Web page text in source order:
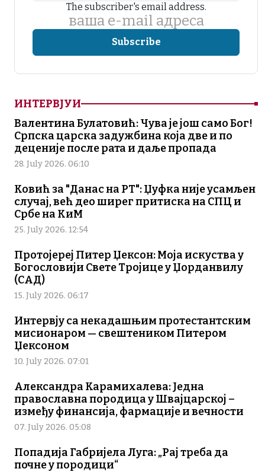
The subscriber's email address.
ваша е-mail адреса
ИНТЕРВЈУИ
Валентина Булатовић: Чува је још само Бог!
Српска царска задужбина која две и по
деценије после рата и даље пропада
28. July 2026. 06:10
Ковић за "Данас на РТ": Џуфка није усамљен
случај, већ део ширег притиска на СПЦ и
Србе на КиМ
25. July 2026. 12:54
Протојереј Питер Џексон: Моја искуства у
Богословији Свете Тројице у Џорданвилу
(САД)
15. July 2026. 06:17
Интервју са некадашњим протестантским
мисионаром — свештеником Питером
Џексоном
10. July 2026. 07:01
Александра Карамихалева: Једна
православна породица у Швајцарској –
између финансија, фармације и вечности
07. July 2026. 05:08
Попадија Габријела Луга: „Рај треба да
почне у породици“